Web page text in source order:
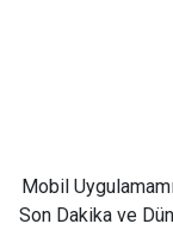
Mobil
Son Dakika ve